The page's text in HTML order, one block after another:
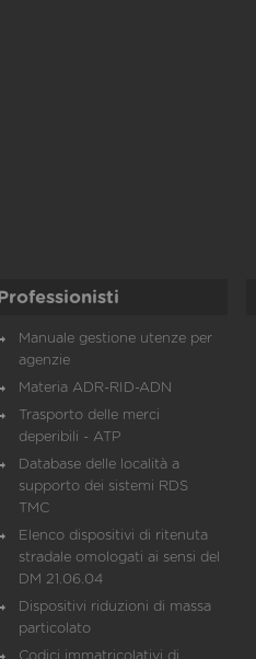
Professionisti
Manuale gestione utenze per
agenzie
Materia ADR-RID-ADN
Trasporto delle merci
deperibili - ATP
Database delle località a
supporto dei sistemi RDS
TMC
Elenco dispositivi di ritenuta
stradale omologati ai sensi del
DM 21.06.04
Dispositivi riduzioni di massa
particolato